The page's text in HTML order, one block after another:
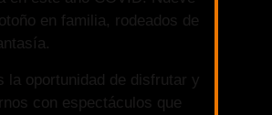
en familia, rodeados de
la oportunidad de disfrutar y
con espectáculos que